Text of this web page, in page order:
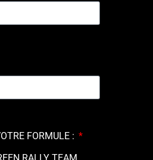
FORMULE :
RALLY TEAM